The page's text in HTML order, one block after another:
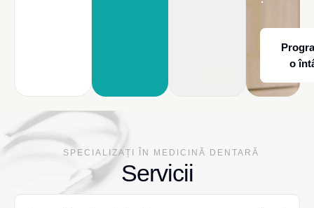
o
SPECIALIZAȚI ÎN MEDICINĂ DENTARĂ
Servicii